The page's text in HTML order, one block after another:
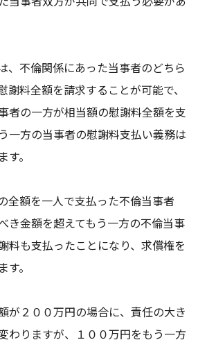
、不倫関係にあった当事者のどちら
謝料全額を請求することが可能で、
者の一方が相当額の慰謝料全額を支
一方の当事者の慰謝料支払い義務は
。
全額を一人で支払った不倫当事者
き金額を超えてもう一方の不倫当事
料も支払ったことになり、求償権を
。
が２００万円の場合に、責任の大き
わりますが、１００万円をもう一方